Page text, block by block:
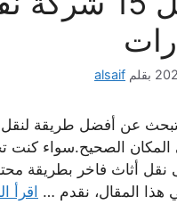
بقلم alsaif
تبحث عن أفضل طريقة لنقل
الصحيح.سواء كنت
نقل أثاث فاخر بطريقة
هذا المقال، نقدم …
اقرأ